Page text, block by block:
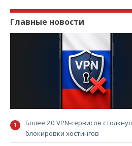
Главные новости
Более 20 VPN-сервисов
блокировки хостингов